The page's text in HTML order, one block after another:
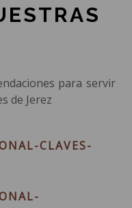
para servir
de Jerez
CLAVES-